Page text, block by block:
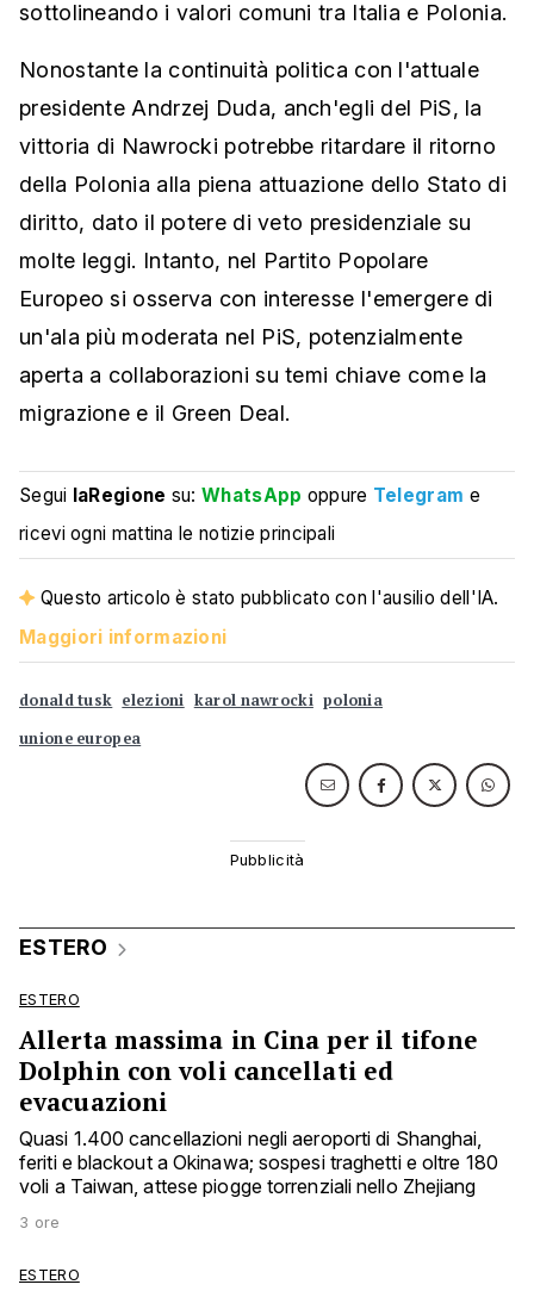
sottolineando i valori comuni tra Italia e Polonia.
Nonostante la continuità politica con l'attuale
presidente Andrzej Duda, anch'egli del PiS, la
vittoria di Nawrocki potrebbe ritardare il ritorno
della Polonia alla piena attuazione dello Stato di
diritto, dato il potere di veto presidenziale su
molte leggi. Intanto, nel Partito Popolare
Europeo si osserva con interesse l'emergere di
un'ala più moderata nel PiS, potenzialmente
aperta a collaborazioni su temi chiave come la
migrazione e il Green Deal.
Segui laRegione su:WhatsApp oppure Telegram e
ricevi ogni mattina le notizie principali
Questo articolo è stato pubblicato con l'ausilio dell'IA.
Maggiori informazioni
donald tusk elezioni karol nawrocki polonia
unione europea
ESTERO
ESTERO
Allerta massima in Cina per il tifone
Dolphin con voli cancellati ed
evacuazioni
Quasi 1.400 cancellazioni negli aeroporti di Shanghai,
feriti e blackout a Okinawa; sospesi traghetti e oltre 180
voli a Taiwan, attese piogge torrenziali nello Zhejiang
3 ore
ESTERO